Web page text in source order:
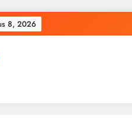
8, 2026